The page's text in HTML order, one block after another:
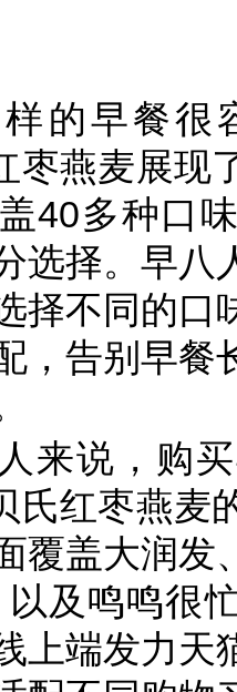
的早餐很
枣燕麦展现
40多种口
选择。早八
择不同的口
，告别早餐
来说，购
氏红枣燕麦
覆盖大润发
及鸣鸣很
上端发力天